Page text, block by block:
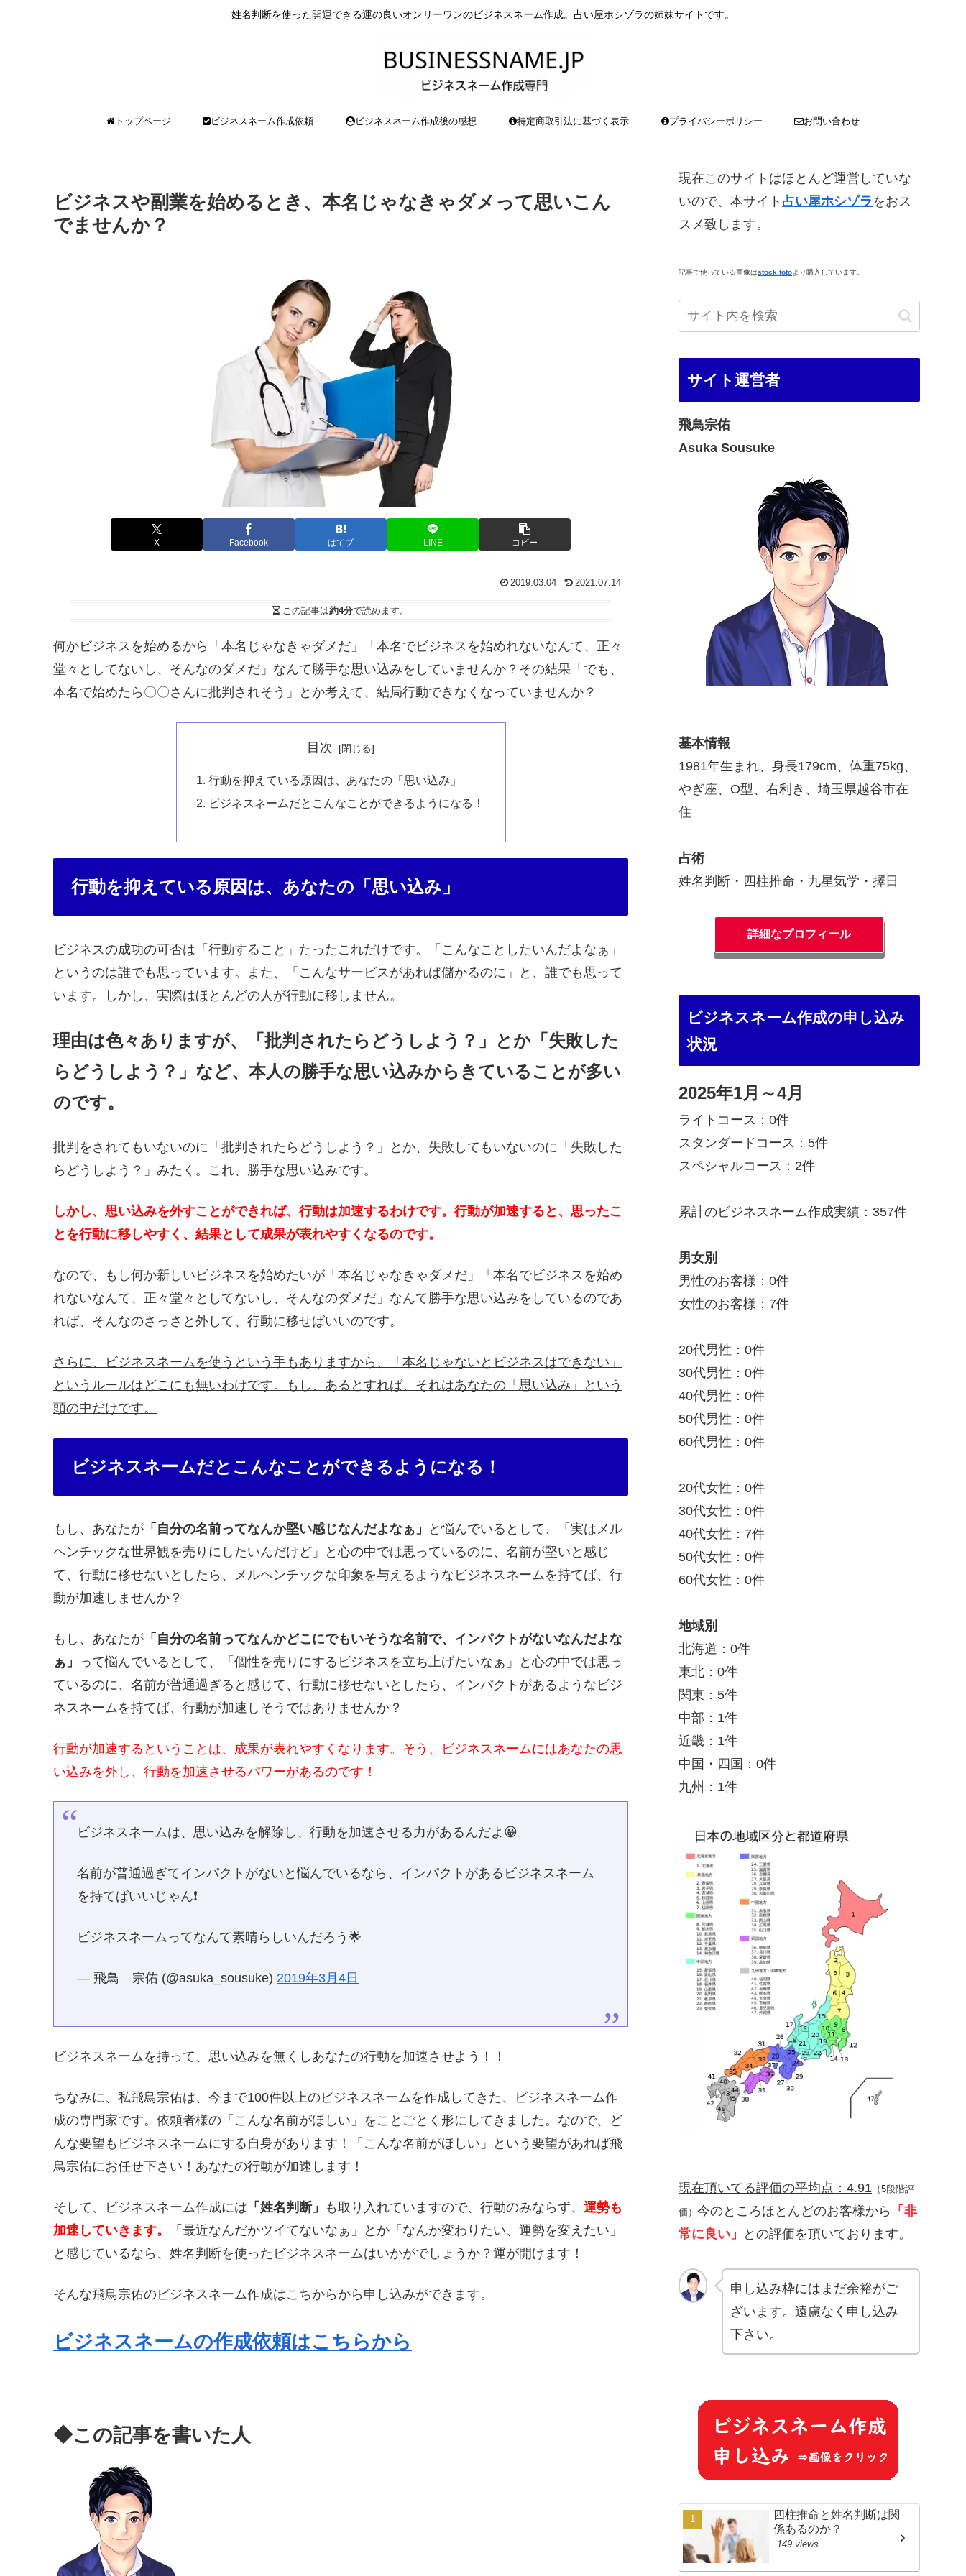
姓名判断を使った開運できる運の良いオンリーワンのビジネスネーム作成。占い屋ホシゾラの姉妹サイトです。
トップページ ビジネスネーム作成依頼 ビジネスネーム作成後の感想 特定商取引法に基づく表示 プライバシーポリシー お問い合わせ
ビジネスや副業を始めるとき、本名じゃなきゃダメって思いこん
でませんか？
X Facebook はてブ LINE コピー
2019.03.04 2021.07.14
この記事は約4分で読めます。
何かビジネスを始めるから「本名じゃなきゃダメだ」「本名でビジネスを始めれないなんて、正々
堂々としてないし、そんなのダメだ」なんて勝手な思い込みをしていませんか？その結果「でも、
本名で始めたら〇〇さんに批判されそう」とか考えて、結局行動できなくなっていませんか？
目次
行動を抑えている原因は、あなたの「思い込み」
ビジネスネームだとこんなことができるようになる！
行動を抑えている原因は、あなたの「思い込み」
ビジネスの成功の可否は「行動すること」たったこれだけです。「こんなことしたいんだよなぁ」
というのは誰でも思っています。また、「こんなサービスがあれば儲かるのに」と、誰でも思って
います。しかし、実際はほとんどの人が行動に移しません。
理由は色々ありますが、「批判されたらどうしよう？」とか「失敗した
らどうしよう？」など、本人の勝手な思い込みからきていることが多い
のです。
批判をされてもいないのに「批判されたらどうしよう？」とか、失敗してもいないのに「失敗した
らどうしよう？」みたく。これ、勝手な思い込みです。
しかし、思い込みを外すことができれば、行動は加速するわけです。行動が加速すると、思ったこ
とを行動に移しやすく、結果として成果が表れやすくなるのです。
なので、もし何か新しいビジネスを始めたいが「本名じゃなきゃダメだ」「本名でビジネスを始め
れないなんて、正々堂々としてないし、そんなのダメだ」なんて勝手な思い込みをしているのであ
れば、そんなのさっさと外して、行動に移せばいいのです。
さらに、ビジネスネームを使うという手もありますから、「本名じゃないとビジネスはできない」
というルールはどこにも無いわけです。もし、あるとすれば、それはあなたの「思い込み」という
頭の中だけです。
ビジネスネームだとこんなことができるようになる！
もし、あなたが 「自分の名前ってなんか堅い感じなんだよなぁ」
と悩んでいるとして、「実はメル
ヘンチックな世界観を売りにしたいんだけど」と心の中では思っているのに、名前が堅いと感じ
て、行動に移せないとしたら、メルヘンチックな印象を与えるようなビジネスネームを持てば、行
動が加速しませんか？
もし、あなたが 「自分の名前ってなんかどこにでもいそうな名前で、インパクトがないなんだよな
ぁ」 って悩んでいるとして、「個性を売りにするビジネスを立ち上げたいなぁ」と心の中では思っ
ているのに、名前が普通過ぎると感じて、行動に移せないとしたら、インパクトがあるようなビジ
ネスネームを持てば、行動が加速しそうではありませんか？
行動が加速するということは、成果が表れやすくなります。そう、ビジネスネームにはあなたの思
い込みを外し、行動を加速させるパワーがあるのです！
ビジネスネームは、思い込みを解除し、行動を加速させる力があるんだよ😀
名前が普通過ぎてインパクトがないと悩んでいるなら、インパクトがあるビジネスネーム
を持てばいいじゃん❗️
ビジネスネームってなんて素晴らしいんだろう🌟
— 飛鳥 宗佑 (@asuka_sousuke) 2019年3月4日
ビジネスネームを持って、思い込みを無くしあなたの行動を加速させよう！！
ちなみに、私飛鳥宗佑は、今まで100件以上のビジネスネームを作成してきた、ビジネスネーム作
成の専門家です。依頼者様の「こんな名前がほしい」をことごとく形にしてきました。なので、ど
んな要望もビジネスネームにする自身があります！「こんな名前がほしい」という要望があれば飛
鳥宗佑にお任せ下さい！あなたの行動が加速します！
そして、ビジネスネーム作成には 「姓名判断」 も取り入れていますので、行動のみならず、 運勢も
加速していきます。
「 最近なんだかツイてないなぁ」とか「なんか変わりたい、運勢を変えたい」
と感じているなら、姓名判断を使ったビジネスネームはいかがでしょうか？運が開けます！
そんな飛鳥宗佑のビジネスネーム作成はこちからから申し込みができます。
ビジネスネームの作成依頼はこちらから
◆この記事を書いた人
現在このサイトはほとんど運営していな
いので、本サイト 占い屋ホシゾラ をおス
スメ致します。
記事で使っている画像はstock.fotoより購入しています。
サイト運営者
飛鳥宗佑
Asuka Sousuke
基本情報
1981年生まれ、身長179cm、体重75kg、
やぎ座、O型、右利き、埼玉県越谷市在
住
占術
姓名判断・四柱推命・九星気学・擇日
詳細なプロフィール
ビジネスネーム作成の申し込み
状況
2025年1月～4月
ライトコース：0件
スタンダードコース：5件
スペシャルコース：2件
累計のビジネスネーム作成実績：357件
男女別
男性のお客様：0件
女性のお客様：7件
20代男性：0件
30代男性：0件
40代男性：0件
50代男性：0件
60代男性：0件
20代女性：0件
30代女性：0件
40代女性：7件
50代女性：0件
60代女性：0件
地域別
北海道：0件
東北：0件
関東：5件
中部：1件
近畿：1件
中国・四国：0件
九州：1件
現在頂いてる評価の平均点：4.91 （5段階評
価） 今のところほとんどのお客様から
「非
常に良い」
との評価を頂いております。
申し込み枠にはまだ余裕がご
ざいます。遠慮なく申し込み
下さい。
四柱推命と姓名判断は関
係あるのか？
149 views